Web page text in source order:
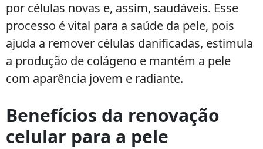
por células novas e, assim, saudáveis. Esse
processo é vital para a saúde da pele, pois
ajuda a remover células danificadas, estimula
a produção de colágeno e mantém a pele
com aparência jovem e radiante.
Benefícios da renovação
celular para a pele